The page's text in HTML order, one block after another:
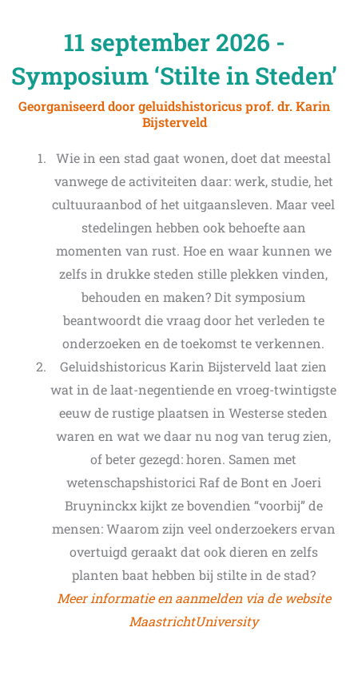
11 september 2026 -
Symposium ‘Stilte in Steden’
Georganiseerd door geluidshistoricus prof. dr. Karin
Bijsterveld
Wie in een stad gaat wonen, doet dat meestal
vanwege de activiteiten daar: werk, studie, het
cultuuraanbod of het uitgaansleven. Maar veel
stedelingen hebben ook behoefte aan
momenten van rust. Hoe en waar kunnen we
zelfs in drukke steden stille plekken vinden,
behouden en maken? Dit symposium
beantwoordt die vraag door het verleden te
onderzoeken en de toekomst te verkennen.
Geluidshistoricus Karin Bijsterveld laat zien
wat in de laat-negentiende en vroeg-twintigste
eeuw de rustige plaatsen in Westerse steden
waren en wat we daar nu nog van terug zien,
of beter gezegd: horen. Samen met
wetenschapshistorici Raf de Bont en Joeri
Bruyninckx kijkt ze bovendien “voorbij” de
mensen: Waarom zijn veel onderzoekers ervan
overtuigd geraakt dat ook dieren en zelfs
planten baat hebben bij stilte in de stad?
Meer informatie en aanmelden via de website
MaastrichtUniversity